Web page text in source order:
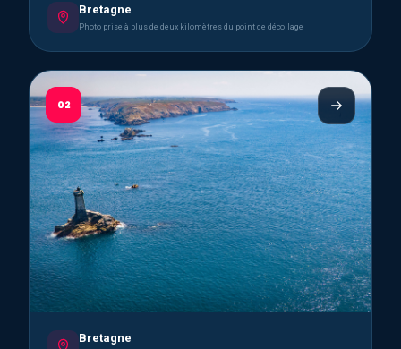
Bretagne
Photo prise à plus de deux kilomètres du point de décollage
02
Bretagne